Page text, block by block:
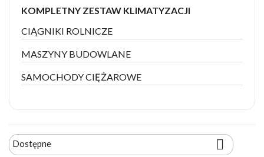
KOMPLETNY ZESTAW KLIMATYZACJI
CIĄGNIKI ROLNICZE
MASZYNY BUDOWLANE
SAMOCHODY CIĘŻAROWE
Dostępne 